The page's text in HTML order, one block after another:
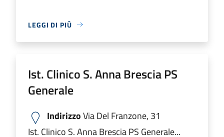
LEGGI DI PIÙ
Ist. Clinico S. Anna Brescia PS
Generale
IndirizzoVia Del Franzone, 31
Ist. Clinico S. Anna Brescia PS Generale...